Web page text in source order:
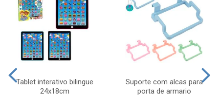
Tablet interativo bilingue
24x18cm
Suporte com alcas para
porta de armario